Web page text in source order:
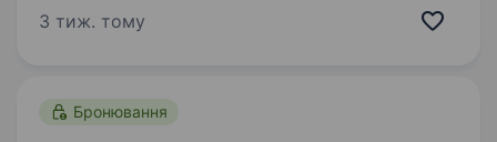
п’ятиденний робочий тиждень; наявність
3 тиж. тому
Бронювання